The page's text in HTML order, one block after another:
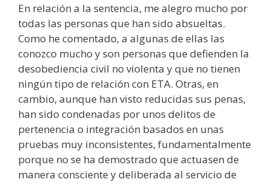
En relación a la sentencia, me alegro mucho por
todas las personas que han sido absueltas.
Como he comentado, a algunas de ellas las
conozco mucho y son personas que defienden la
desobediencia civil no violenta y que no tienen
ningún tipo de relación con ETA. Otras, en
cambio, aunque han visto reducidas sus penas,
han sido condenadas por unos delitos de
pertenencia o integración basados en unas
pruebas muy inconsistentes, fundamentalmente
porque no se ha demostrado que actuasen de
manera consciente y deliberada al servicio de